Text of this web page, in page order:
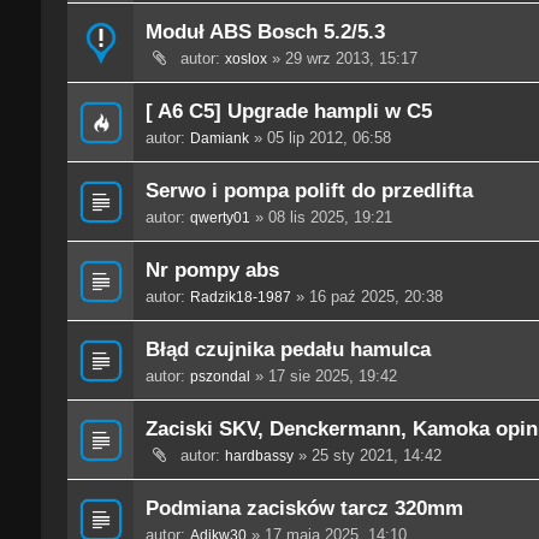
Moduł ABS Bosch 5.2/5.3
autor: xoslox» 29 wrz 2013, 15:17
[ A6 C5] Upgrade hampli w C5
autor: Damiank» 05 lip 2012, 06:58
Serwo i pompa polift do przedlifta
autor: qwerty01 » 08 lis 2025, 19:21
Nr pompy abs
autor: Radzik18-1987 » 16 paź 2025, 20:38
Błąd czujnika pedału hamulca
autor: pszondal » 17 sie 2025, 19:42
Zaciski SKV, Denckermann, Kamoka
autor: hardbassy» 25 sty 2021, 14:42
Podmiana zacisków tarcz 320mm
autor: » 17 maja 2025, 14:10